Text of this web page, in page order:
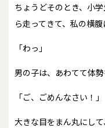
ちょうどそのとき、小
ら走ってきて、私の横腹
「わっ」
男の子は、あわてて体勢
「ご、ごめんなさい！」
大きな目をまん丸にして